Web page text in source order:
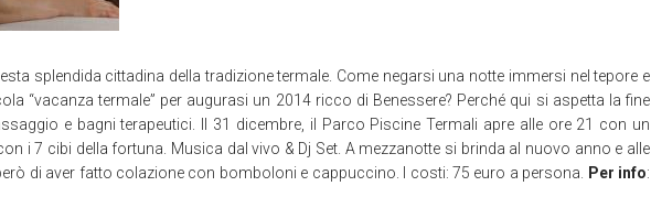
splendida cittadina della tradizione termale. Come negarsi una notte immersi nel tepore e
“vacanza termale” per augurasi un 2014 ricco di Benessere? Perché qui si aspetta la fine
e bagni terapeutici. Il 31 dicembre, il Parco Piscine Termali apre alle ore 21 con un
i 7 cibi della fortuna. Musica dal vivo & Dj Set. A mezzanotte si brinda al nuovo anno e alle
di aver fatto colazione con bomboloni e cappuccino.
I costi: 75 euro a persona. Per info: